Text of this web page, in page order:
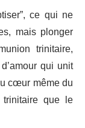
ce qui ne
mais plonger
trinitaire,
qui unit
cœur même du
que le